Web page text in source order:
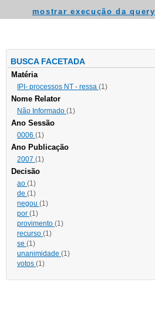
mostrar execução da query
BUSCA FACETADA
Matéria
IPI- processos NT - ressa (1)
Nome Relator
Não Informado (1)
Ano Sessão
0006 (1)
Ano Publicação
2007 (1)
Decisão
ao (1)
de (1)
negou (1)
por (1)
provimento (1)
recurso (1)
se (1)
unanimidade (1)
votos (1)